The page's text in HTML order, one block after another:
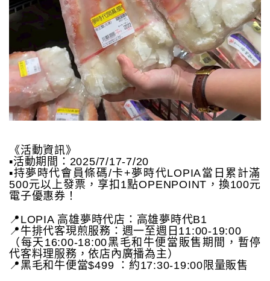
《活動資訊》
▪️活動期間：2025/7/17-7/20
▪️持夢時代會員條碼/卡+夢時代LOPIA當日累計滿
500元以上發票，享扣1點OPENPOINT，換100元
電子優惠券！
📍LOPIA 高雄夢時代店：高雄夢時代B1
📍牛排代客現煎服務：週一至週日11:00-19:00
（每天16:00-18:00黑毛和牛便當販售期間，暫停
代客料理服務，依店內廣播為主）
📍黑毛和牛便當$499 ：約17:30-19:00限量販售